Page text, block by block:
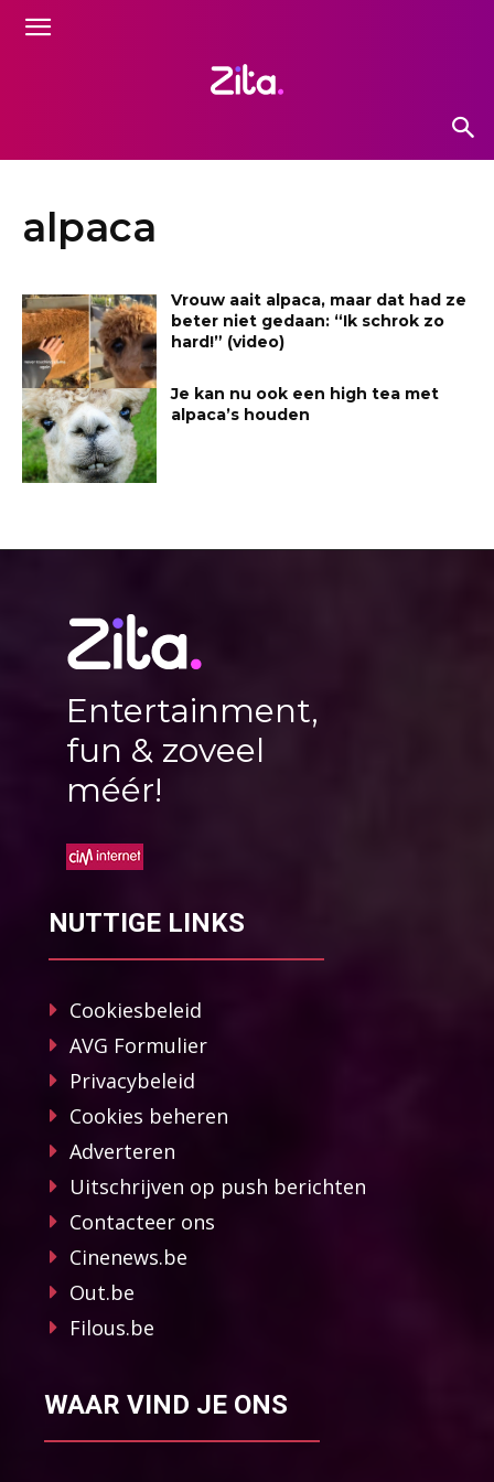
alpaca
Vrouw aait alpaca, maar dat had ze
beter niet gedaan: “Ik schrok zo
hard!” (video)
Je kan nu ook een high tea met
alpaca’s houden
Entertainment,
fun & zoveel
méér!
NUTTIGE LINKS
Cookiesbeleid
AVG Formulier
Privacybeleid
Cookies beheren
Adverteren
Uitschrijven op push berichten
Contacteer ons
Cinenews.be
Out.be
Filous.be
WAAR VIND JE ONS